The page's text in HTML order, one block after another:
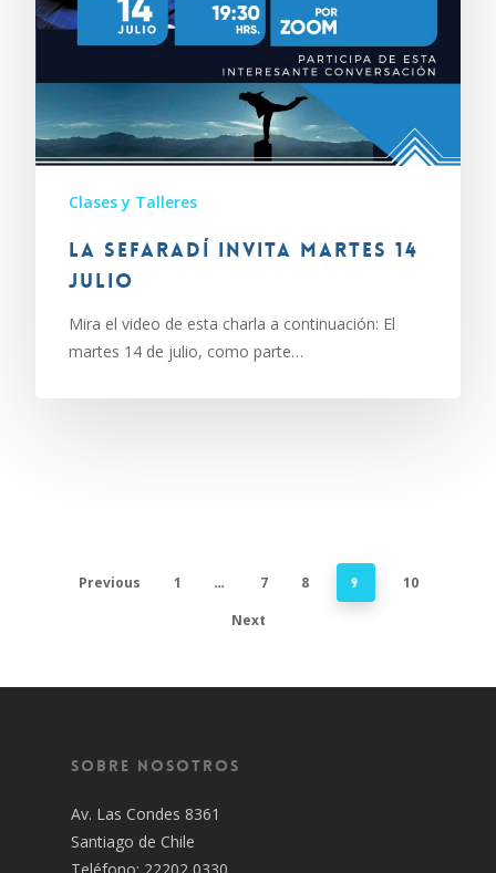
Clases y Talleres
La Sefaradí invita martes 14
julio
Mira el video de esta charla a continuación: El
martes 14 de julio, como parte…
Previous 1 … 7 8 9
10
Next
Sobre Nosotros
Av. Las Condes 8361
Santiago de Chile